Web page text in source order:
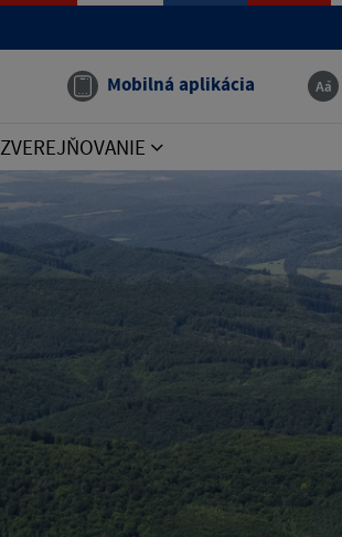
Mobilná aplikácia
ZVEREJŇOVANIE